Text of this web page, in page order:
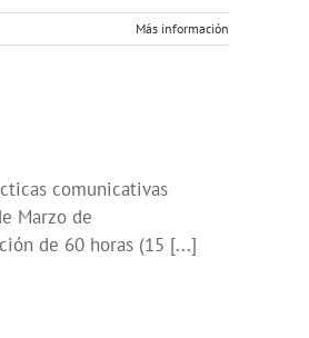
Más información
comunicativas
Marzo de
de 60 horas (15 [...]